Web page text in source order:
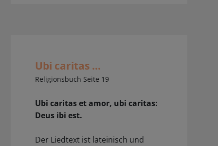
Ubi caritas ...
Religionsbuch Seite 19
Ubi caritas et amor, ubi caritas:
Deus ibi est.
Der Liedtext ist lateinisch und